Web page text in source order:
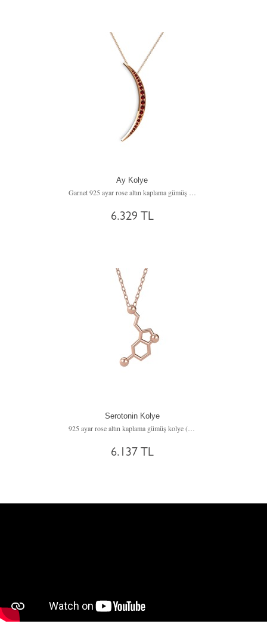
Ay Kolye
6.329 TL
Serotonin Kolye
925 ayar rose altın kaplama gümüş kolye (40 cm gümüş rolo zincir)
6.137 TL